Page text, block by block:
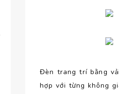
Đèn trang trí bằng
hợp với từng không